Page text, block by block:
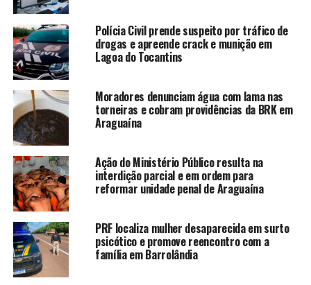
Polícia Civil prende suspeito por tráfico de
drogas e apreende crack e munição em
Lagoa do Tocantins
Moradores denunciam água com lama nas
torneiras e cobram providências da BRK em
Araguaína
Ação do Ministério Público resulta na
interdição parcial e em ordem para
reformar unidade penal de Araguaína
PRF localiza mulher desaparecida em surto
psicótico e promove reencontro com a
família em Barrolândia